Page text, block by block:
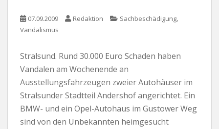
07.09.2009 Redaktion Sachbeschädigung,
Vandalismus
Stralsund. Rund 30.000 Euro Schaden haben
Vandalen am Wochenende an
Ausstellungsfahrzeugen zweier Autohäuser im
Stralsunder Stadtteil Andershof angerichtet. Ein
BMW- und ein Opel-Autohaus im Gustower Weg
sind von den Unbekannten heimgesucht